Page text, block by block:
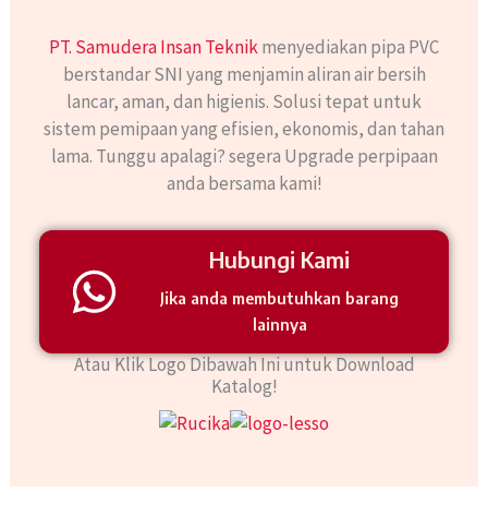
PT. Samudera Insan Teknikmenyediakan pipa PVC
berstandar SNI yang menjamin aliran air bersih
lancar, aman, dan higienis. Solusi tepat untuk
sistem pemipaan yang efisien, ekonomis, dan tahan
lama. Tunggu apalagi? segera Upgrade perpipaan
anda bersama kami!
Hubungi Kami
Jika anda membutuhkan barang
lainnya
Atau Klik Logo Dibawah Ini untuk Download
Katalog!